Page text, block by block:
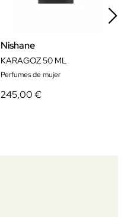
Nishane
KARAGOZ 50 ML
Perfumes de mujer
245,00 €